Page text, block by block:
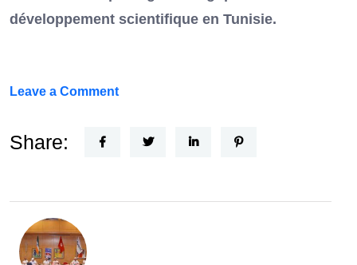
développement scientifique en Tunisie.
Leave a Commenton
Horizon
la
Share: